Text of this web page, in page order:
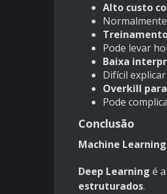
Alto custo
Pode levar
Baixa
Difícil explicar
Overkill
Pode
Conclusão
Machine
Deep Learning é
estruturados.